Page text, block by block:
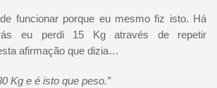
funcionar porque eu mesmo fiz isto. Há
eu perdi 15 Kg através de repetir
afirmação que dizia…
Kg e é isto que peso.”